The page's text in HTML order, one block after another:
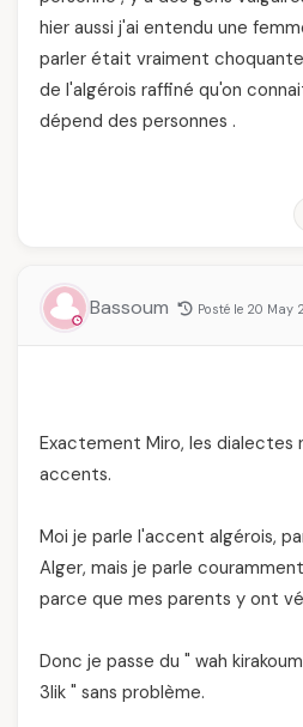
hier aussi j'ai entendu une
parler était vraiment
de l'algérois raffiné qu'on
dépend des personnes .
Bassoum Posté le 20 May
Exactement Miro, les dialectes
accents.
Moi je parle l'accent algérois,
Alger, mais je parle
parce que mes parents y ont
Donc je passe du " wah
3lik " sans problème.